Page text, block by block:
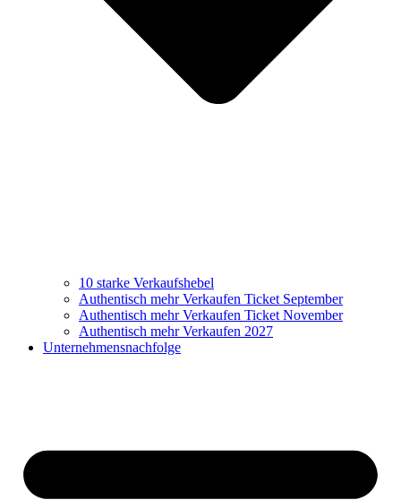
10 starke Verkaufshebel
Authentisch mehr Verkaufen Ticket September
Authentisch mehr Verkaufen Ticket November
Authentisch mehr Verkaufen 2027
Unternehmensnachfolge